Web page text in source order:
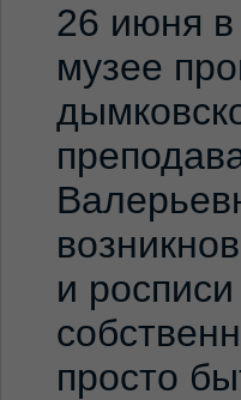
26 июня в
музее
и
просто